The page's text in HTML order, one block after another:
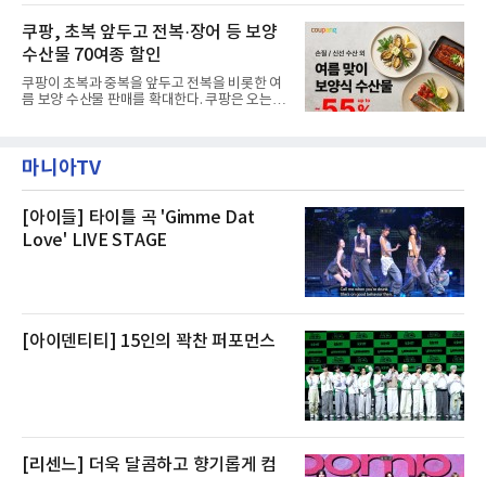
것으로 확인됐다”고 설명했다.이어 “정확한 화
재 원인은 추후 조사될
으로 여유로운 저녁 시간부터 호텔 스테이를 시
작할 수 있도록 준비됐다.앰배서더 서울 풀만 호
텔 측은 “퇴근 후 또는 주말 도심 속에서 짧지만
온전한 휴식을 원하는 고객들에게 특별한 경험
을 제공한다”고 밝혔다.패키지는 디럭스와 이그
제큐티브 두 가지 타입으로 구성된다. 디럭스 패
키지는 객실 1박(룸 온리)으로 심플한 호캉스를
스 센터 사우나 2인 이용 혜택이 포함된다.특히
클럽 앰배서더 라운지
쿠팡, 초복 앞두고 전복·장어 등 보양
수산물 70여종 할인
쿠팡이 초복과 중복을 앞두고 전복을 비롯한 여
름 보양 수산물 판매를 확대한다. 쿠팡은 오는
우 등이 포함됐다. 쿠팡은 올해 큰 크기의 전복
생산량이 늘어난 점을 반영해 주요 산지 상품을
전복은 산지에서 채취한 뒤 전국으로 직송되는
방식으로 운영된다. 신선도가 중요한 상품인 만
큼 이르면 다음 날 오전 배송이 가능하도록 물류
마니아TV
[아이들] 타이틀 곡 'Gimme Dat
Love' LIVE STAGE
[아이덴티티] 15인의 꽉찬 퍼포먼스
[리센느] 더욱 달콤하고 향기롭게 컴